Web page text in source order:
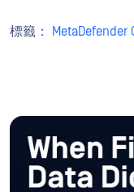
標籤： MetaDefender